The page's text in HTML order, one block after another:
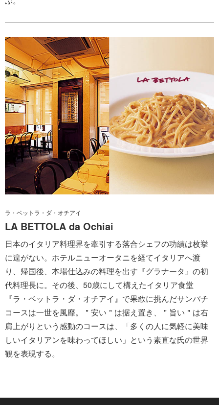
ラ・ベットラ・ダ・オチアイ
LA BETTOLA da Ochiai
日本のイタリア料理界を牽引する落合シェフの功績は枚挙
に遑がない。ホテルニューオータニを経てイタリアへ渡
り、帰国後、本場仕込みの料理を出す『グラナータ』の初
代料理長に。その後、50歳にして構えたイタリア食堂
『ラ・ベットラ・ダ・オチアイ』で果敢に挑んだサンパチ
コースは一世を風靡。＂安い＂は据え置き、＂旨い＂は右
肩上がりという感動のコースは、「多くの人に気軽に美味
しいイタリアンを味わってほしい」という素直な氏の世界
観を表現する。